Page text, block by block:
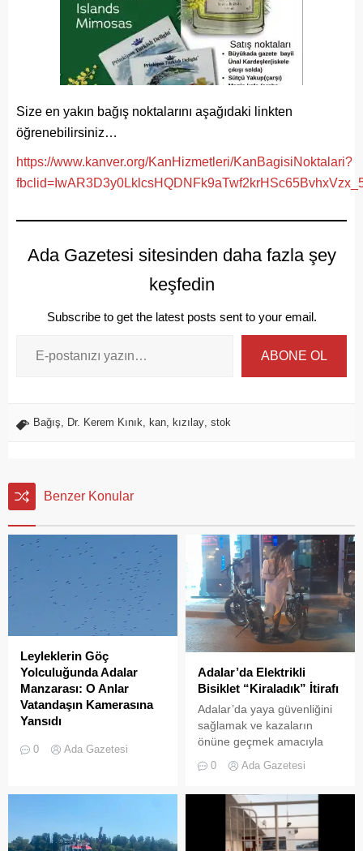
Size en yakın bağış noktalarını aşağıdaki linkten
öğrenebilirsiniz…
https://www.kanver.org/KanHizmetleri/KanBagisiNoktalari?
Ada Gazetesi sitesinden daha fazla şey
keşfedin
Subscribe to get the latest posts sent to your email.
ABONE OL
Bağış, Dr. Kerem Kınık, kan, kızılay, stok
Benzer Konular
Leyleklerin Göç
Yolculuğunda Adalar
Manzarası: O Anlar
Vatandaşın Kamerasına
Yansıdı
Sonbahar göçüne başlayan
leylek sürülerinin Adalar
İstanbul’da, yüzlerce
0 Ada Gazetesi
Adalar’da Elektrikli
Bisiklet “Kiraladık” İtirafı
Adalar’da yaya güvenliğini
sağlamak ve kazaların
önüne geçmek amacıyla
getirilen “elektrikli bisiklet
kiralama yasağı” adeta hiçe
yansıyan son görüntüler,
yasağın delindiğini ve
denetimlerin yetersiz
0 Ada Gazetesi